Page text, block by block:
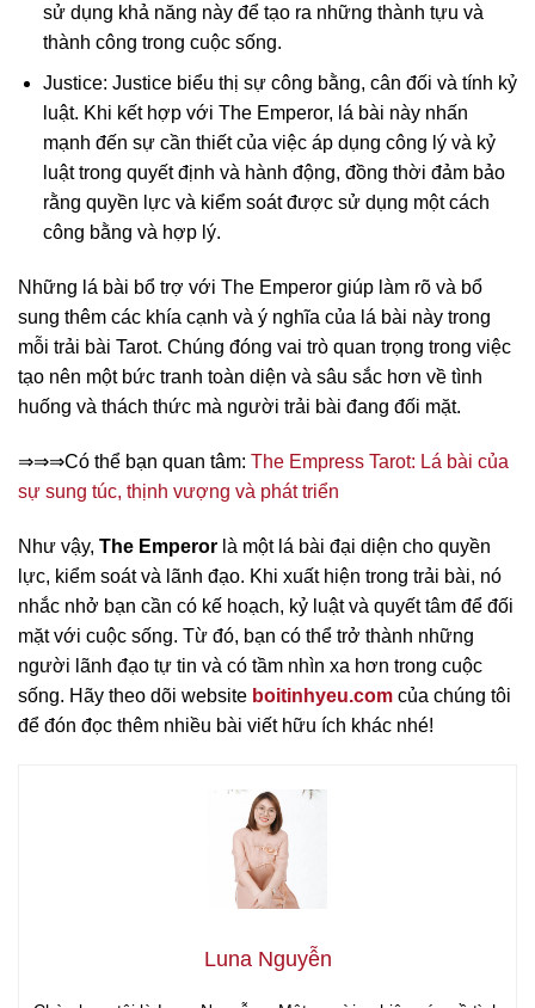
sử dụng khả năng này để tạo ra những thành tựu và
thành công trong cuộc sống.
Justice: Justice biểu thị sự công bằng, cân đối và tính kỷ
luật. Khi kết hợp với The Emperor, lá bài này nhấn
mạnh đến sự cần thiết của việc áp dụng công lý và kỷ
luật trong quyết định và hành động, đồng thời đảm bảo
rằng quyền lực và kiểm soát được sử dụng một cách
công bằng và hợp lý.
Những lá bài bổ trợ với The Emperor giúp làm rõ và bổ
sung thêm các khía cạnh và ý nghĩa của lá bài này trong
mỗi trải bài Tarot. Chúng đóng vai trò quan trọng trong việc
tạo nên một bức tranh toàn diện và sâu sắc hơn về tình
huống và thách thức mà người trải bài đang đối mặt.
⇒⇒⇒Có thể bạn quan tâm: The Empress Tarot: Lá bài của
sự sung túc, thịnh vượng và phát triển
Như vậy, The Emperor là một lá bài đại diện cho quyền
lực, kiểm soát và lãnh đạo. Khi xuất hiện trong trải bài, nó
nhắc nhở bạn cần có kế hoạch, kỷ luật và quyết tâm để đối
mặt với cuộc sống. Từ đó, bạn có thể trở thành những
người lãnh đạo tự tin và có tầm nhìn xa hơn trong cuộc
sống. Hãy theo dõi website boitinhyeu.com của chúng tôi
để đón đọc thêm nhiều bài viết hữu ích khác nhé!
Luna Nguyễn